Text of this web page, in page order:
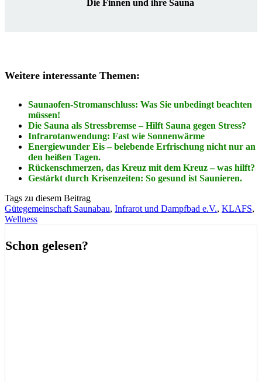
Die Finnen und ihre Sauna
Weitere interessante Themen:
Saunaofen-Stromanschluss: Was Sie unbedingt beachten
müssen!
Die Sauna als Stressbremse – Hilft Sauna gegen Stress?
Infrarotanwendung: Fast wie Sonnenwärme
Energiewunder Eis – belebende Erfrischung nicht nur an
den heißen Tagen.
Rückenschmerzen, das Kreuz mit dem Kreuz – was hilft?
Gestärkt durch Krisenzeiten: So gesund ist Saunieren.
Tags zu diesem Beitrag
Gütegemeinschaft Saunabau, Infrarot und Dampfbad e.V., KLAFS,
Wellness
Schon gelesen?